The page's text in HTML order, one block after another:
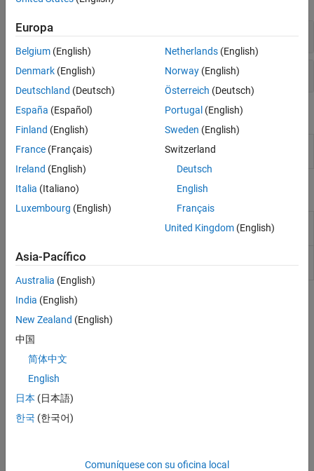
Conectar y configurar
Leer y escribir
Apps
UDP
Explorer
Create UDP socket and communicate over
networks using UDP
Bloques
Receive data over UDP network from specified
UDP
Send
machine
Temas
Create a UDP Object and View Properties
Create a UDP object to establish a connection between MATLAB
and the remote host.
UDP Communication Between Two Hosts
These are the minimum steps required to communicate between
two hosts over UDP.
Explore ASCII write and read operations with a UDP object.
Europa
Belgium (English)
Denmark (English)
Deutschland (Deutsch)
España (Español)
Finland (English)
France (Français)
Ireland (English)
Italia (Italiano)
Luxembourg (English)
Netherlands(English)
Norway(English)
Österreich (Deutsch)
Portugal (English)
Sweden (English)
Switzerland
Deutsch
English
Français
United Kingdom(English)
Asia-Pacífico
Australia (English)
India (English)
New Zealand (English)
中国
简体中文
English
日本 (日本語)
한국 (한국어)
Comuníquese con su oficina local